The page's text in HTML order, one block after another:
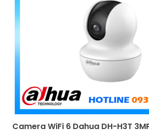
Camera WiFi 6 Dahua DH-H3T